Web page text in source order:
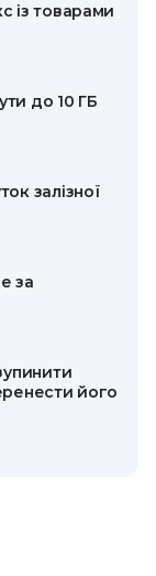
із товарами
до 10 ГБ
залізної
за
його